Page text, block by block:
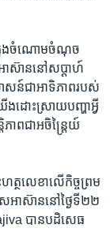
នុង​ចំណោម​ចំណុច​
អាស៊ាន​នៅ​សប្តាហ៍
សន៍​ជា​អាទិភាព​របស់​
ង​ដោះស្រាយ​បញ្ហា​អ្វី​
ាព​ជា​អចិន្ត្រៃយ៍​
ត្ថលេខា​លើ​កិច្ច​ព្រម
ស​អាស៊ាន​នៅ​ថ្ងៃទី​២២​
បាន​បដិសេធ​